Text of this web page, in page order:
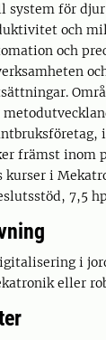
system för
och
och
främst inom
kurser i
7,5
i
eller